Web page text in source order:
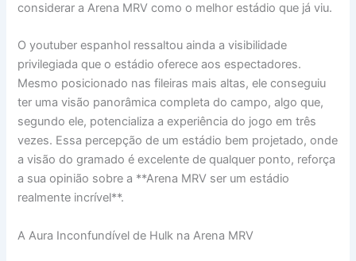
considerar a Arena MRV como o melhor estádio que já viu.
O youtuber espanhol ressaltou ainda a visibilidade
privilegiada que o estádio oferece aos espectadores.
Mesmo posicionado nas fileiras mais altas, ele conseguiu
ter uma visão panorâmica completa do campo, algo que,
segundo ele, potencializa a experiência do jogo em três
vezes. Essa percepção de um estádio bem projetado, onde
a visão do gramado é excelente de qualquer ponto, reforça
a sua opinião sobre a **Arena MRV ser um estádio
realmente incrível**.
A Aura Inconfundível de Hulk na Arena MRV